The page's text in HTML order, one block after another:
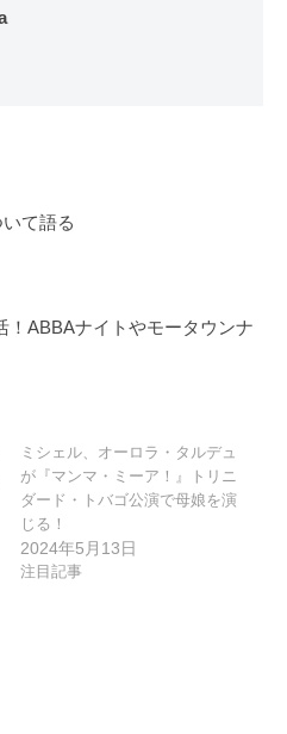
て語る
！ABBAナイトやモータウンナ
ミシェル、オーロラ・タルデュ
が『マンマ・ミーア！』トリニ
ダード・トバゴ公演で母娘を演
じる！
2024年5月13日
注目記事